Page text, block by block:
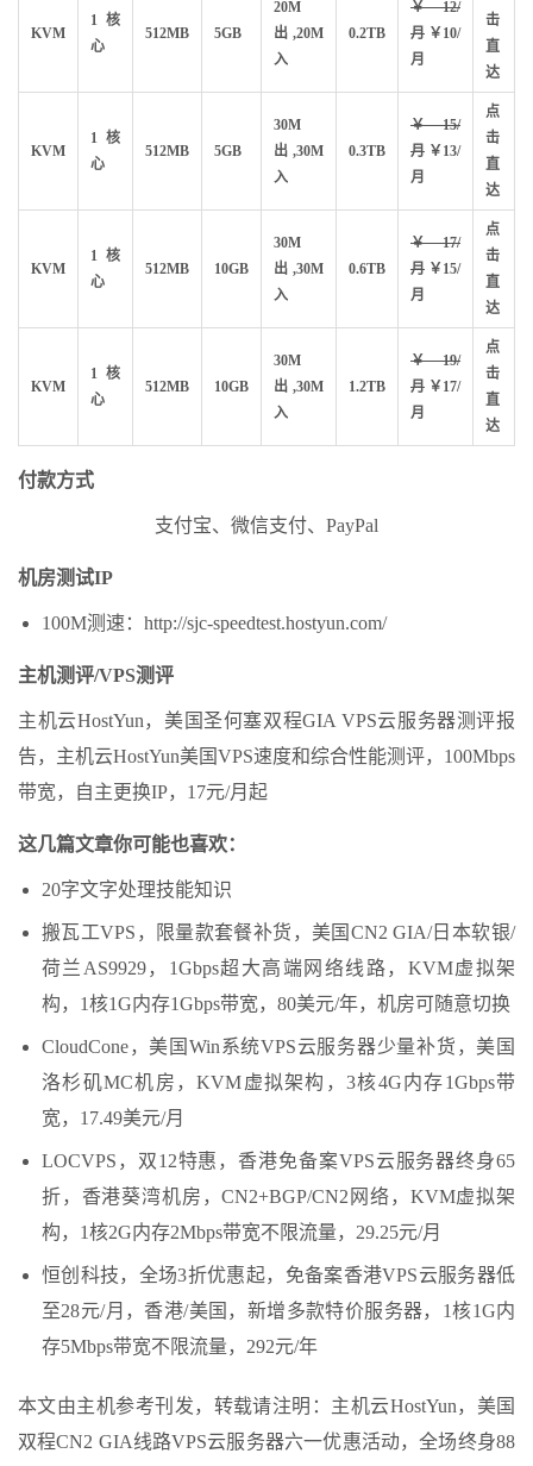
KVM
1核
心
512MB 5GB
20M
出,20M
入
0.2TB
￥12/
月 ￥10/
月
击
直
达
KVM
1核
心
512MB 5GB
30M
出,30M
入
0.3TB
￥15/
月 ￥13/
月
点
击
直
达
KVM
1核
心
512MB 10GB
30M
出,30M
入
0.6TB
￥17/
月 ￥15/
月
点
击
直
达
KVM
1核
心
512MB 10GB
30M
出,30M
入
1.2TB
￥19/
月 ￥17/
月
点
击
直
达
付款方式
支付宝、微信支付、PayPal
机房测试IP
100M测速：http://sjc-speedtest.hostyun.com/
主机测评/VPS测评
主机云HostYun，美国圣何塞双程GIA VPS云服务器测评报
告，主机云HostYun美国VPS速度和综合性能测评，100Mbps
带宽，自主更换IP，17元/月起
这几篇文章你可能也喜欢：
20字文字处理技能知识
搬瓦工VPS，限量款套餐补货，美国CN2 GIA/日本软银/
荷兰AS9929，1Gbps超大高端网络线路，KVM虚拟架
构，1核1G内存1Gbps带宽，80美元/年，机房可随意切换
CloudCone，美国Win系统VPS云服务器少量补货，美国
洛杉矶MC机房，KVM虚拟架构，3核4G内存1Gbps带
宽，17.49美元/月
LOCVPS，双12特惠，香港免备案VPS云服务器终身65
折，香港葵湾机房，CN2+BGP/CN2网络，KVM虚拟架
构，1核2G内存2Mbps带宽不限流量，29.25元/月
恒创科技，全场3折优惠起，免备案香港VPS云服务器低
至28元/月，香港/美国，新增多款特价服务器，1核1G内
存5Mbps带宽不限流量，292元/年
本文由主机参考刊发，转载请注明：主机云HostYun，美国
双程CN2 GIA线路VPS云服务器六一优惠活动，全场终身88